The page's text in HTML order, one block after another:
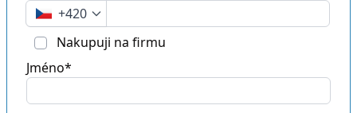
+420
Nakupuji na firmu
Jméno*